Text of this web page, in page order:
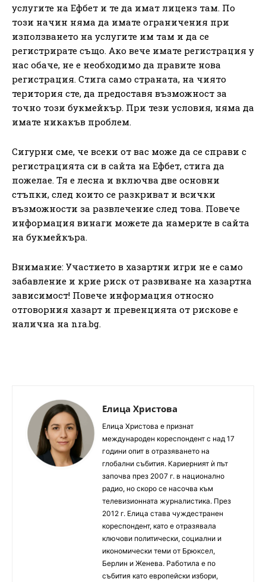
услугите на Ефбет и те да имат лиценз там. По
този начин няма да имате ограничения при
използването на услугите им там и да се
регистрирате също. Ако вече имате регистрация у
нас обаче, не е необходимо да правите нова
регистрация. Стига само страната, на чиято
територия сте, да предоставя възможност за
точно този букмейкър. При тези условия, няма да
имате никакъв проблем.
Сигурни сме, че всеки от вас може да се справи с
регистрацията си в сайта на Ефбет, стига да
пожелае. Тя е лесна и включва две основни
стъпки, след които се разкриват и всички
възможности за развлечение след това. Повече
информация винаги можете да намерите в сайта
на букмейкъра.
Внимание: Участието в хазартни игри не е само
забавление и крие риск от развиване на хазартна
зависимост! Повече информация относно
отговорния хазарт и превенцията от рискове е
налична на nra.bg.
Елица Христова
Елица Христова е признат
международен кореспондент с над 17
години опит в отразяването на
глобални събития. Кариерният ѝ път
започва през 2007 г. в национално
радио, но скоро се насочва към
телевизионната журналистика. През
2012 г. Елица става чуждестранен
кореспондент, като е отразявала
ключови политически, социални и
икономически теми от Брюксел,
Берлин и Женева. Работила е по
събития като европейски избори,